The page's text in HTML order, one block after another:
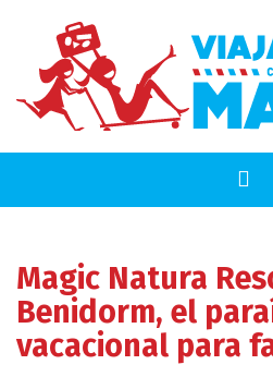
Magic Natura
Benidorm, el
vacacional para